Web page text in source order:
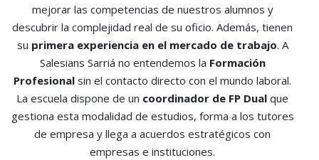
mejorar las competencias de nuestros alumnos y
descubrir la complejidad real de su oficio. Además, tienen
su primera experiencia en el mercado de trabajo. A
Salesians Sarriá no entendemos la Formación
Profesional sin el contacto directo con el mundo laboral.
La escuela dispone de un coordinador de FP Dual que
gestiona esta modalidad de estudios, forma a los tutores
de empresa y llega a acuerdos estratégicos con
empresas e instituciones.